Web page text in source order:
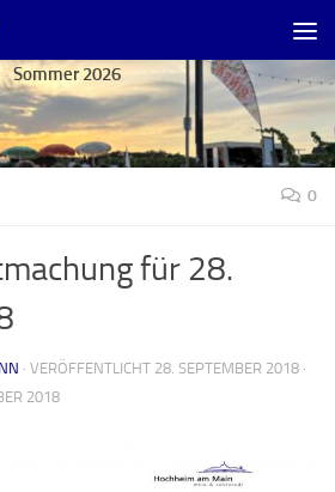
Sommer 2026
0
für 28.
· VERÖFFENTLICHT 28. SEPTEMBER 2018 ·
2018